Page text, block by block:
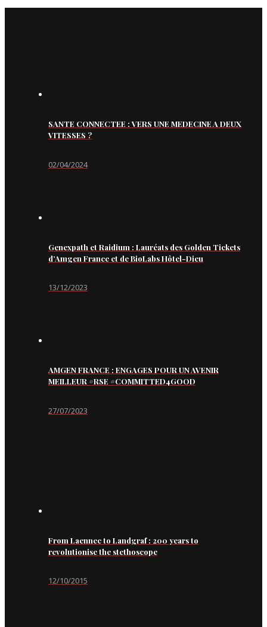
SANTE CONNECTEE : VERS UNE MEDECINE A DEUX
VITESSES ?
02/04/2024
Genexpath et Raidium : Lauréats des Golden Tickets
d’Amgen France et de BioLabs Hôtel-Dieu
13/12/2023
AMGEN FRANCE : ENGAGES POUR UN AVENIR
MEILLEUR #RSE #COMMITTED4GOOD
27/07/2023
From Laennec to Landgraf : 200 years to
revolutionise the stethoscope
12/10/2015